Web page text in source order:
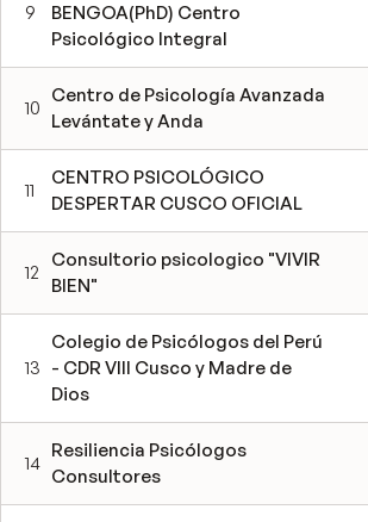
9
BENGOA(PhD) Centro
Psicológico Integral
10
Centro de Psicología Avanzada
Levántate y Anda
11
CENTRO PSICOLÓGICO
DESPERTAR CUSCO OFICIAL
12
Consultorio psicologico "VIVIR
BIEN"
13
Colegio de Psicólogos del Perú
- CDR VIII Cusco y Madre de
Dios
14
Resiliencia Psicólogos
Consultores